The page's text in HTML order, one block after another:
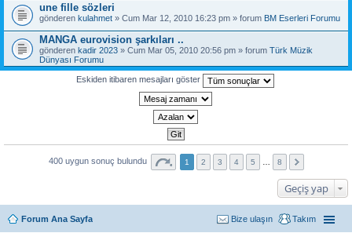
une fille sözleri
gönderen kulahmet » Cum Mar 12, 2010 16:23 pm » forum BM Eserleri Forumu
MANGA eurovision şarkıları ..
gönderen kadir 2023 » Cum Mar 05, 2010 20:56 pm » forum Türk Müzik
Dünyası Forumu
Eskiden itibaren mesajları göster
400 uygun sonuç bulundu 1 2 3 4 5 8
Geçiş yap
Forum Ana Sayfa Takım
Bize ulaşın